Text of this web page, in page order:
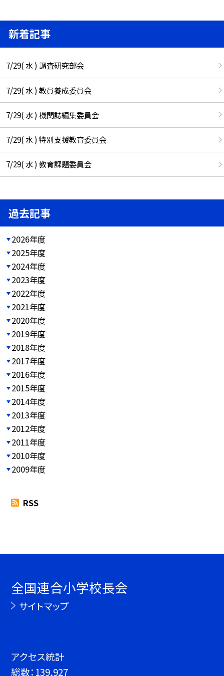
新着記事
7/29( 水 ) 調査研究部会
7/29( 水 ) 教員養成委員会
7/29( 水 ) 機関誌編集委員会
7/29( 水 ) 特別支援教育委員会
7/29( 水 ) 教育課題委員会
過去記事
2026年度
2025年度
2024年度
2023年度
2022年度
2021年度
2020年度
2019年度
2018年度
2017年度
2016年度
2015年度
2014年度
2013年度
2012年度
2011年度
2010年度
2009年度
RSS
全国連合小学校長会
サイトマップ
アクセス統計
総数： 139,927